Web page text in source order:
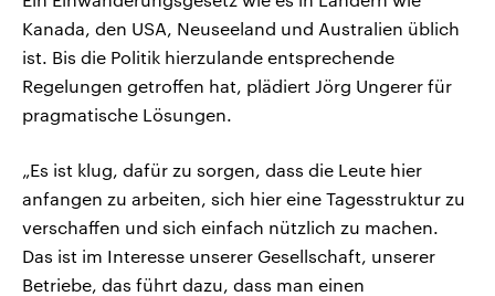
Kanada, den USA, Neuseeland und Australien üblich
ist. Bis die Politik hierzulande entsprechende
Regelungen getroffen hat, plädiert Jörg Ungerer für
pragmatische Lösungen.
„Es ist klug, dafür zu sorgen, dass die Leute hier
anfangen zu arbeiten, sich hier eine Tagesstruktur zu
verschaffen und sich einfach nützlich zu machen.
Das ist im Interesse unserer Gesellschaft, unserer
Betriebe, das führt dazu, dass man einen